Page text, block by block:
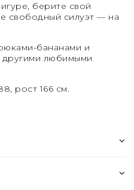
берите свой
свободный силуэт — на
бананами и
другими любимыми
рост 166 см.